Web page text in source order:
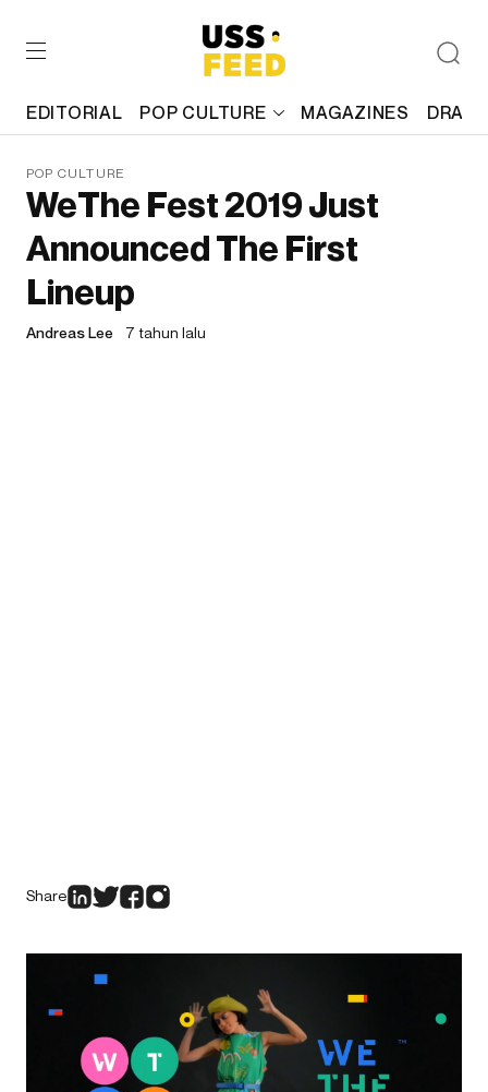
EDITORIAL POP CULTURE MAGAZINES
POP CULTURE
WeThe Fest 2019 Just
Announced The First
Lineup
Andreas Lee 7 tahun lalu
Share